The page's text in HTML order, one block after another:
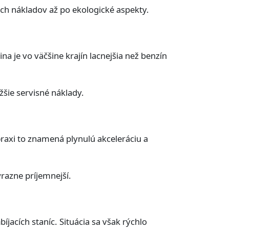
nákladov až po ekologické aspekty.
je vo väčšine krajín lacnejšia než benzín
servisné náklady.
to znamená plynulú akceleráciu a
príjemnejší.
staníc. Situácia sa však rýchlo